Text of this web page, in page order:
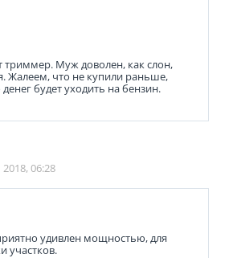
триммер. Муж доволен, как слон,
Жалеем, что не купили раньше,
будет уходить на бензин.
06:28
удивлен мощностью, для
участков.